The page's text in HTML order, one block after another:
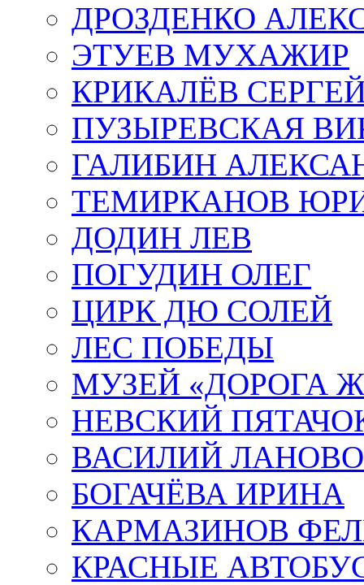
ДРОЗДЕНКО
ЭТУЕВ МУХАЖИР
КРИКАЛЁВ
ПУЗЫРЕВСКАЯ
ГАЛИБИН
ТЕМИРКАНОВ
ДОДИН ЛЕВ
ПОГУДИН ОЛЕГ
ЦИРК ДЮ СОЛЕЙ
ЛЕС ПОБЕДЫ
МУЗЕЙ «ДОРОГА
НЕВСКИЙ
ВАСИЛИЙ
БОГАЧЁВА ИРИНА
КАРМАЗИНОВ
КРАСНЫЕ